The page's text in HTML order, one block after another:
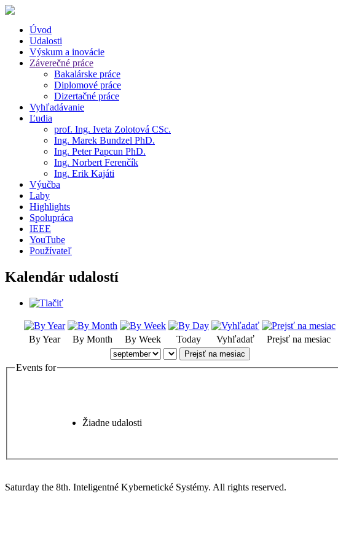
Úvod
Udalosti
Výskum a inovácie
Záverečné práce
Bakalárske práce
Diplomové práce
Dizertačné práce
Vyhľadávanie
Ľudia
prof. Ing. Iveta Zolotová CSc.
Ing. Marek Bundzel PhD.
Ing. Peter Papcun PhD.
Ing. Norbert Ferenčík
Ing. Erik Kajáti
Výučba
Laby
Highlights
Spolupráca
IEEE
YouTube
Používateľ
Kalendár udalostí
By Year By Month By Week Today Vyhľadať Prejsť na mesiac
Prejsť na mesiac
Events for
Žiadne udalosti
Saturday the 8th. Inteligentné Kybernetické Systémy. All rights reserved.